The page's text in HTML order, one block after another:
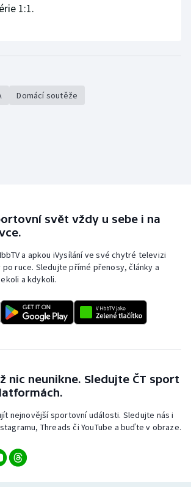
1:1.
Domácí soutěže
svět vždy u sebe i na
a apkou iVysílání ve své chytré televizi
ruce. Sledujte přímé přenosy, články a
a kdykoli.
nic neunikne. Sledujte ČT sport
nejnovější sportovní události. Sledujte nás i
Threads či YouTube a buďte v obraze.